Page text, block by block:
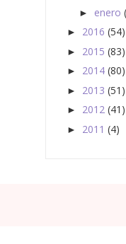
► enero
► 2016 (54)
► 2015 (83)
► 2014 (80)
► 2013 (51)
► 2012 (41)
► 2011 (4)